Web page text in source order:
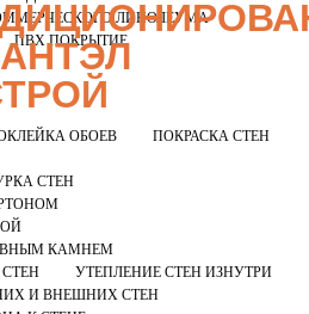
ЛИНОЛЕУМА
ПВХ ПОКРЫТИЕ
ОБОЕВ
ПОКРАСКА СТЕН
СТЕН
КАМНЕМ
УТЕПЛЕНИЕ СТЕН ИЗНУТРИ
И ВНЕШНИХ СТЕН